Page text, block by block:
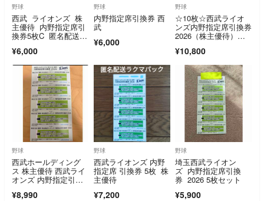
野球
西武 ライオンズ 株
主優待 内野指定席引
換券5枚C 匿名配送 2
最終戦まで有効
¥6,000
野球
内野指定席引換券 西
武
¥6,000
野球
☆10枚☆西武ライオ
ンズ内野指定席引換券
2026（株主優待）送
¥10,800
野球
西武ホールディング
ス 株主優待 西武ライ
オンズ 内野指定引換
¥8,990
野球
西武ライオンズ 内野
指定席 引換券 5枚 株
主優待
¥7,200
野球
埼玉西武ライオン
ズ 内野指定席引換
券 2026 5枚セット
¥5,900